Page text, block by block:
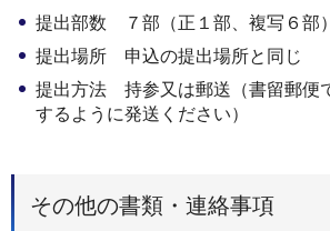
提出部数 ７部（正１部、複写６部）
提出場所 申込の提出場所と同じ
提出方法 持参又は郵送（書留郵便
するように発送ください）
その他の書類・連絡事項